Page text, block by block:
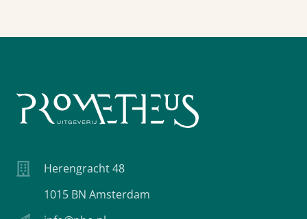
Herengracht 48
1015 BN Amsterdam